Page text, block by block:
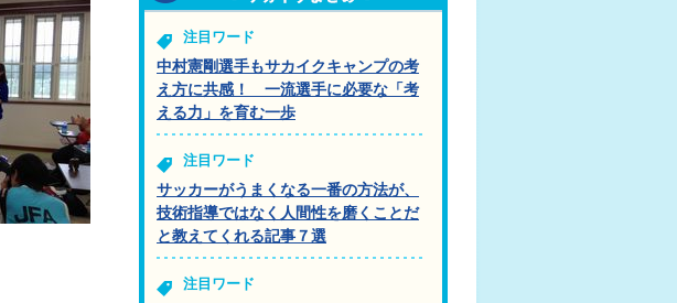
注目ワード
中村憲剛選手もサカイクキャンプの考
え方に共感！ 一流選手に必要な「考
える力」を育む一歩
注目ワード
サッカーがうまくなる一番の方法が、
技術指導ではなく人間性を磨くことだ
と教えてくれる記事７選
注目ワード